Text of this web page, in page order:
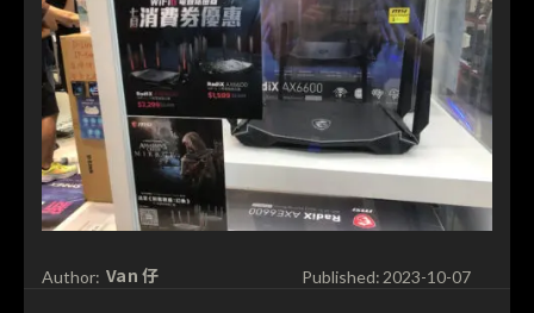
Author: Van 仔 Published: 2023-10-07